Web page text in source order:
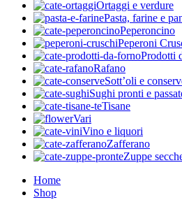
Ortaggi e verdure
Pasta, farine e
Peperoncino
Peperoni
Prodotti
Rafano
Sott’oli e
Sughi pronti e
Tisane
Vari
Vino e liquori
Zafferano
Zuppe
Home
Shop